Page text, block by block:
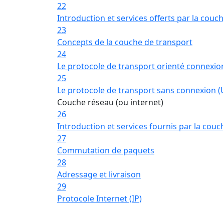
22
Introduction et services offerts par la
23
Concepts de la couche de transport
24
Le protocole de transport orienté
25
Le protocole de transport sans connexion
Couche réseau (ou internet)
26
Introduction et services fournis par la
27
Commutation de paquets
28
Adressage et livraison
29
Protocole Internet (IP)